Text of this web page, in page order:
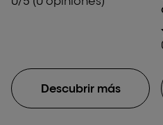
Descubrir más